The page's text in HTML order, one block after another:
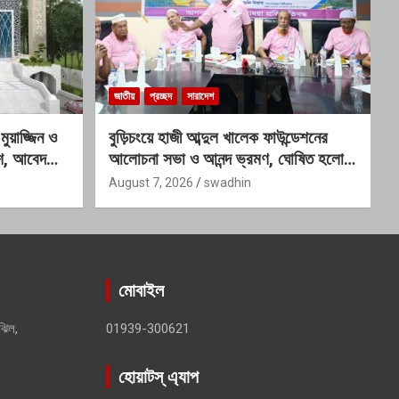
ও
আবেদনের
জাতীয় প্রচ্ছদ সারাদেশ
বুড়িচংয়ে হাজী আব্দুল খালেক ফাউন্ডেশনের
আলোচনা সভা ও আনন্দ ভ্রমণ, ঘোষিত হলো
নতুন কার্যনির্বাহী কমিটি
August 7, 2026 swadhin
মোবাইল
01939-300621
হোয়াটস্ এ্যাপ